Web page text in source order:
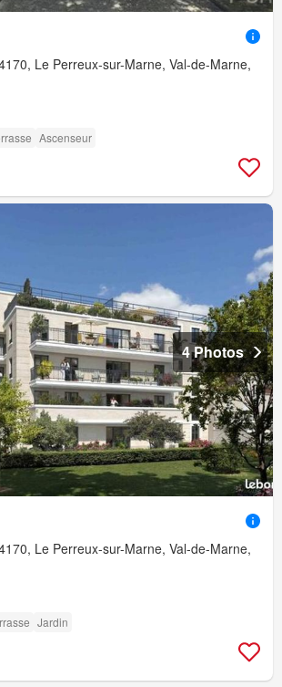
Le Perreux-sur-Marne, Val-de-Marne,
Ascenseur
4 Photos
Le Perreux-sur-Marne, Val-de-Marne,
Jardin